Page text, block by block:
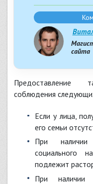
сайта
Предоставление
соблюдения
если у лица, получающего сертификат, и членов
его семьи
при наличии у гражданина договора
социального
подлежит
при наличии у гражданина жилья без